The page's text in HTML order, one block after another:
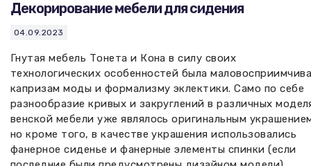
Декорирование мебели для сидения
04.09.2023
Гнутая мебель Тонета и Кона в силу своих
технологических особенностей была
капризам моды и формализму эклектики. Само по себе
разнообразие кривых и закруглений в различных
венской мебели уже являлось оригинальным
но кроме того, в качестве украшения использовались
фанерное сиденье и фанерные элементы спинки (если